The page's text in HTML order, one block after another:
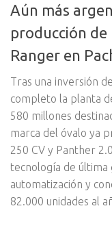
Aún más
producción de
Ranger en
Tras una inversión
completo la planta
580 millones
marca del óvalo ya
250 CV y Panther
tecnología de última
automatización y
82.000 unidades al